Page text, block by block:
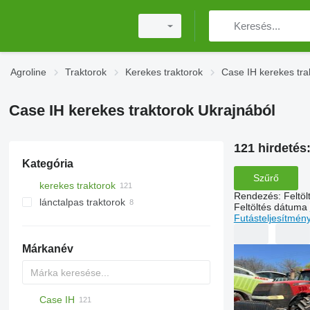
Agroline Traktorok Kerekes traktorok Case IH kerekes
Case IH kerekes traktorok Ukrajnából
Kategória
kerekes traktorok
lánctalpas traktorok
Márkanév
854
Case IH
121 hirdetés:
Szűrő
Rendezés:
Feltöltés dátuma